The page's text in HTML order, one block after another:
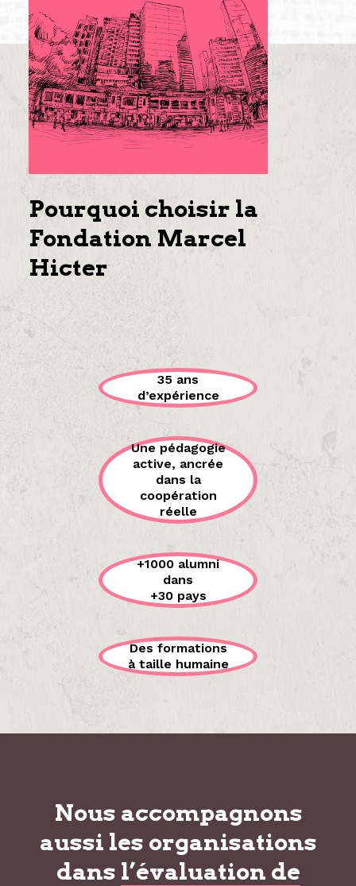
Pourquoi choisir la
Fondation Marcel
Hicter
35 ans
d’expérience
Une pédagogie
active, ancrée
dans la
coopération
réelle
+1000 alumni
dans
+30 pays
Des formations
à taille humaine
Nous accompagnons
aussi les organisations
dans l’évaluation de